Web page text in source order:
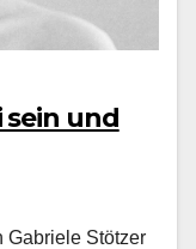
sein und
Gabriele Stötzer